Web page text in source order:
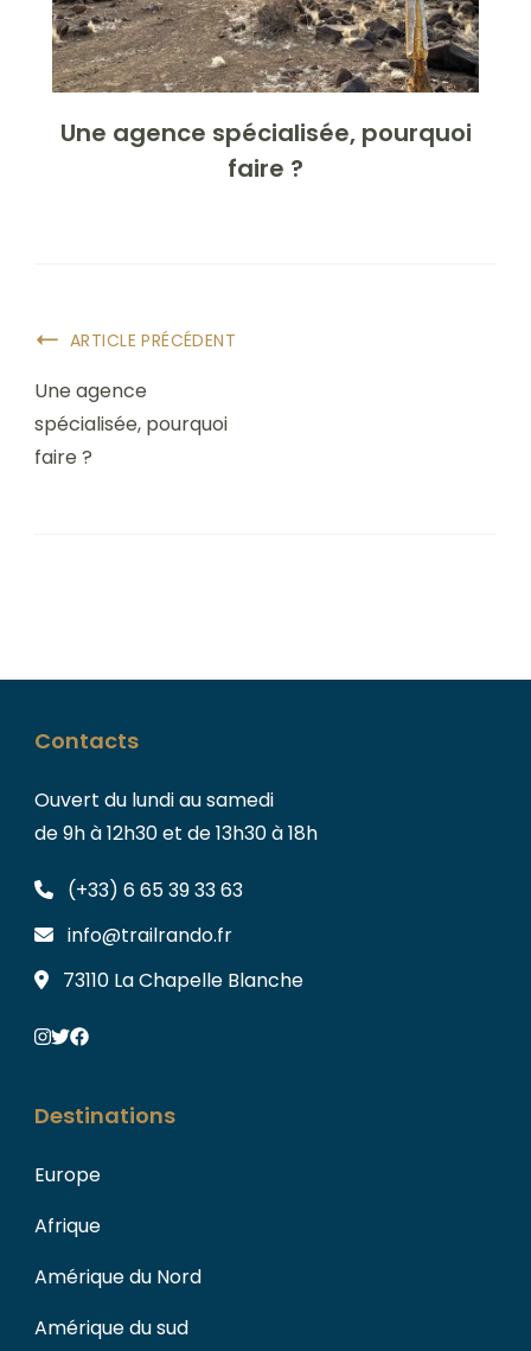
Une agence spécialisée, pourquoi
faire ?
ARTICLE PRÉCÉDENT
Une agence
spécialisée, pourquoi
faire ?
Contacts
Ouvert du lundi au samedi
de 9h à 12h30 et de 13h30 à 18h
(+33) 6 65 39 33 63
info@trailrando.fr
73110 La Chapelle Blanche
Destinations
Europe
Afrique
Amérique du Nord
Amérique du sud